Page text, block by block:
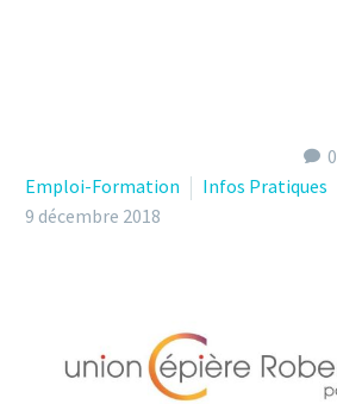
0
Emploi-Formation
Infos Pratiques
9 décembre 2018